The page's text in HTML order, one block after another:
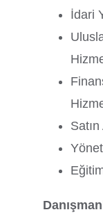
İdari